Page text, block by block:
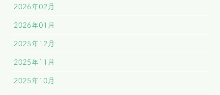
2026年02月
2026年01月
2025年12月
2025年11月
2025年10月